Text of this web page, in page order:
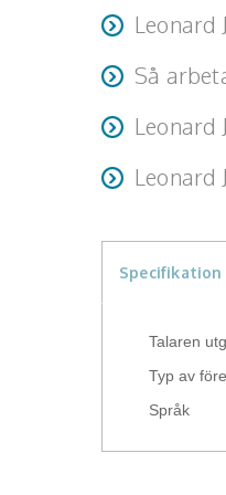
En
avgörande för
Leonard
Kunnig,
genom dialog,
Så
Leonard är
han att varje
Leonard
Föreläsningar
konferencier,
Leonard
engagemang
Specifikation
Talaren
Typ av
Språk